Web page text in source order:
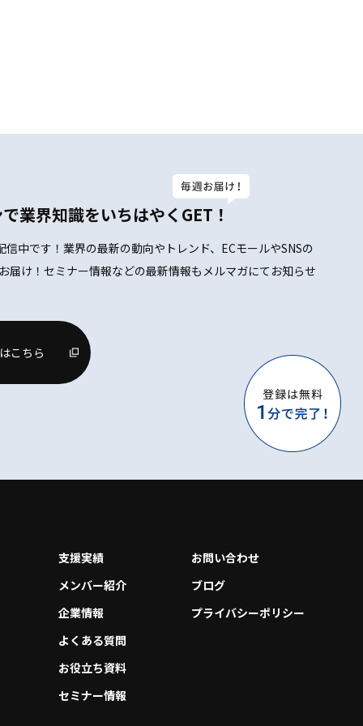
業界知識をいちはやくGET！
中です！業界の最新の動向やトレンド、ECモールやSNSの
届け！セミナー情報などの最新情報もメルマガにてお知らせ
こちら
支援実績
メンバー紹介
企業情報
よくある質問
お役立ち資料
セミナー情報
お問い合わせ
ブログ
プライバシーポリシー